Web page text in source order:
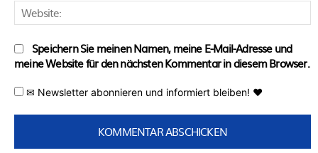
Speichern Sie meinen Namen, meine E-Mail-Adresse und
meine Website für den nächsten Kommentar in diesem Browser.
✉ Newsletter abonnieren und informiert bleiben! ♥